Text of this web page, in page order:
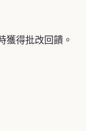
獲得批改回饋。